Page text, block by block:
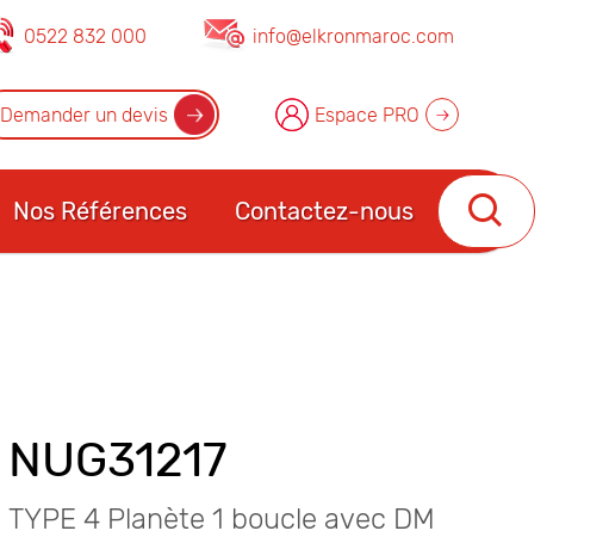
0522 832 000 info@elkronmaroc.com
Demander un devis Espace PRO
Nos Références Contactez-nous
NUG31217
TYPE 4 Planète 1 boucle avec DM